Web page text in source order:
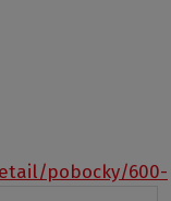
pobocky/600-